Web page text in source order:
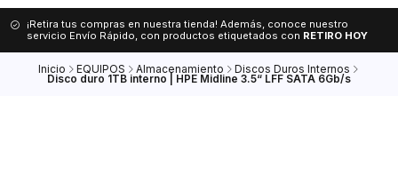
¡Retira tus compras en nuestra tienda! Además, conoce nuestro
servicio Envío Rápido, con productos etiquetados con RETIRO HOY
Inicio EQUIPOS Almacenamiento Discos Duros Internos
Disco duro 1TB interno | HPE Midline 3.5“ LFF SATA 6Gb/s